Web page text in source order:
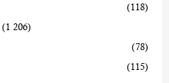
(118)
(1 206)
(78)
(115)